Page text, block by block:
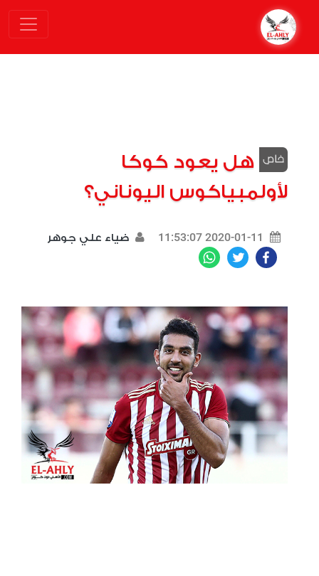
هل يعود كوكا
لأولمبياكوس اليوناني؟
2020-01-11 11:53:07 ضياء علي جوهر
Facebook
Twitter